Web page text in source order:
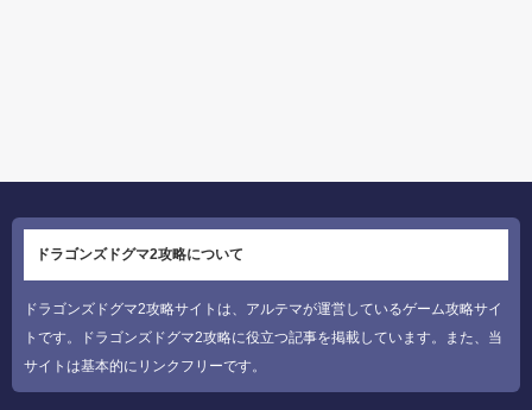
ドラゴンズドグマ2攻略について
ドラゴンズドグマ2攻略サイトは、アルテマが運営しているゲーム攻略サイ
トです。ドラゴンズドグマ2攻略に役立つ記事を掲載しています。また、当
サイトは基本的にリンクフリーです。